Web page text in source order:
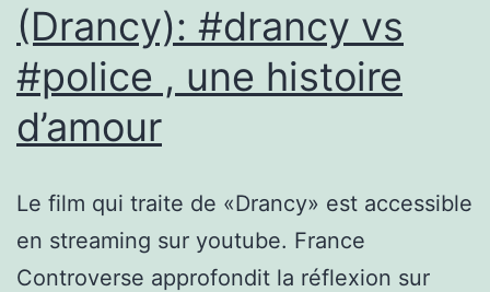
le
délit
l’expression
artistique
(Drancy): #drancy vs
#police , une histoire
d’amour
Le film qui traite de «Drancy» est accessible
en streaming sur youtube. France
Controverse approfondit la réflexion sur